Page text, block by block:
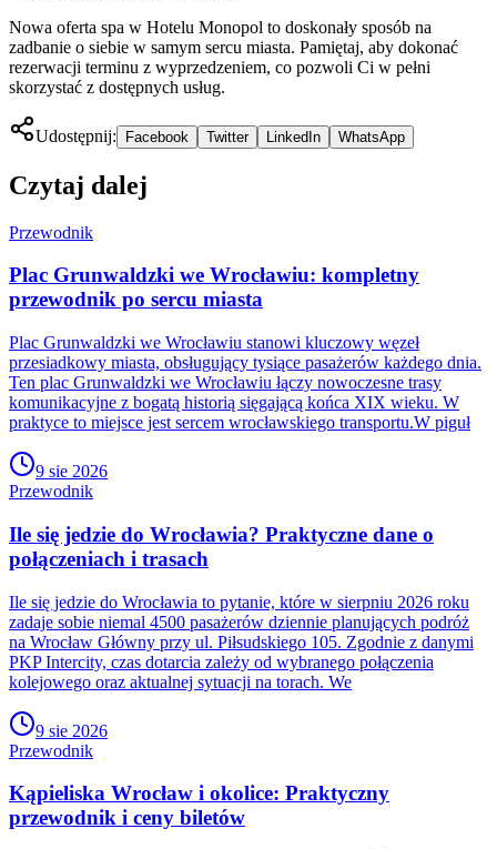
Nowa oferta spa w Hotelu Monopol to doskonały sposób na
zadbanie o siebie w samym sercu miasta. Pamiętaj, aby dokonać
rezerwacji terminu z wyprzedzeniem, co pozwoli Ci w pełni
skorzystać z dostępnych usług.
Udostępnij: Facebook Twitter LinkedIn WhatsApp
Czytaj dalej
Przewodnik
Plac Grunwaldzki we Wrocławiu: kompletny
przewodnik po sercu miasta
Plac Grunwaldzki we Wrocławiu stanowi kluczowy węzeł
przesiadkowy miasta, obsługujący tysiące pasażerów każdego dnia.
Ten plac Grunwaldzki we Wrocławiu łączy nowoczesne trasy
komunikacyjne z bogatą historią sięgającą końca XIX wieku. W
praktyce to miejsce jest sercem wrocławskiego transportu.W piguł
9 sie 2026
Przewodnik
Ile się jedzie do Wrocławia? Praktyczne dane o
połączeniach i trasach
Ile się jedzie do Wrocławia to pytanie, które w sierpniu 2026 roku
zadaje sobie niemal 4500 pasażerów dziennie planujących podróż
na Wrocław Główny przy ul. Piłsudskiego 105. Zgodnie z danymi
PKP Intercity, czas dotarcia zależy od wybranego połączenia
kolejowego oraz aktualnej sytuacji na torach. We
9 sie 2026
Przewodnik
Kąpieliska Wrocław i okolice: Praktyczny
przewodnik i ceny biletów